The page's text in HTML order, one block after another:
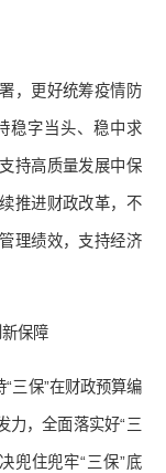
，更好统筹疫情防
稳字当头、稳中求
持高质量发展中保
推进财政改革，不
理绩效，支持经济
新保障
三保”在财政预算编
力，全面落实好“三
兜住兜牢“三保”底